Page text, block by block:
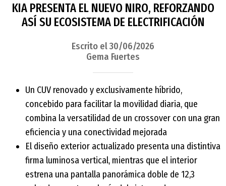
KIA PRESENTA EL NUEVO NIRO, REFORZANDO
ASÍ SU ECOSISTEMA DE ELECTRIFICACIÓN
Escrito el 30/06/2026
Gema Fuertes
Un CUV renovado y exclusivamente híbrido,
concebido para facilitar la movilidad diaria, que
combina la versatilidad de un crossover con una gran
eficiencia y una conectividad mejorada
El diseño exterior actualizado presenta una distintiva
firma luminosa vertical, mientras que el interior
estrena una pantalla panorámica doble de 12,3